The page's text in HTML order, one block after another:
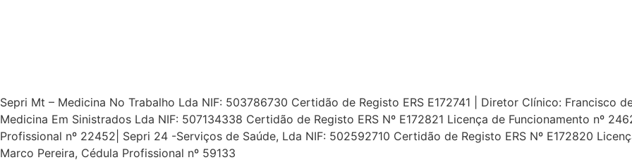
Sepri Mt – Medicina No Trabalho Lda NIF: 503786730 Certidão de Registo ERS E172741 | Diretor Clínico: Francisco
Medicina Em Sinistrados Lda NIF: 507134338 Certidão de Registo ERS Nº E172821 Licença de Funcionamento nº
Profissional nº 22452| Sepri 24 -Serviços de Saúde, Lda NIF: 502592710 Certidão de Registo ERS Nº E172820
Marco Pereira, Cédula Profissional nº 59133